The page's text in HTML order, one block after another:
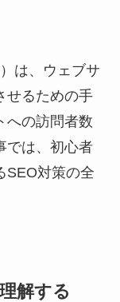
は、ウェブサ
せるための手
への訪問者数
では、初心者
SEO対策の全
解する